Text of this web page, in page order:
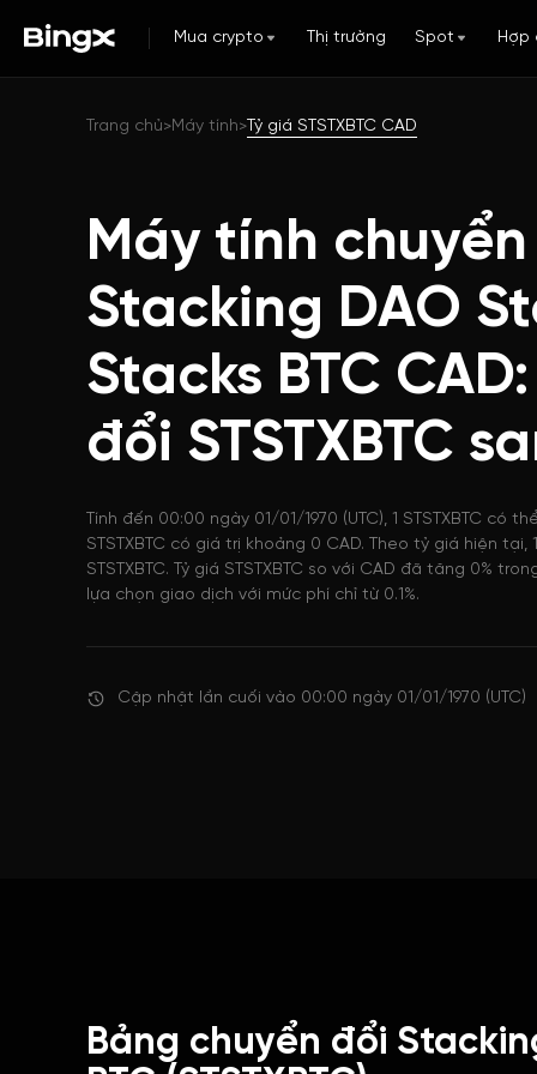
Mua crypto Thị trường Spot Hợp
Trang chủ>Máy tính> Tỷ giá STSTXBTC CAD
Máy tính
Stacking DAO
Stacks BTC
đổi STSTXBTC
Tính đến 00:00 ngày 01/01/1970 (UTC), 1 STSTXBTC có
STSTXBTC có giá trị khoảng 0 CAD. Theo tỷ giá hiện
STSTXBTC. Tỷ giá STSTXBTC so với CAD đã tăng 0%
lựa chọn giao dịch với mức phí chỉ từ 0.1%.
Cập nhật lần cuối vào 00:00 ngày 01/01/1970 (UTC)
Bảng chuyển đổi